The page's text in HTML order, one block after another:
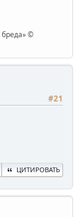
©
#21
ЦИТИРОВАТЬ